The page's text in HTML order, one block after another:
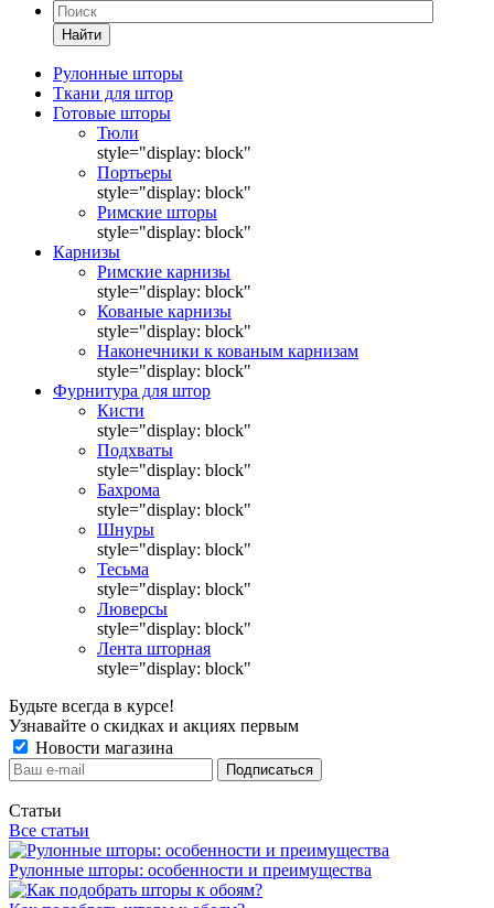
Найти
Рулонные шторы
Ткани для штор
Готовые шторы
Тюли
style="display: block"
Портьеры
style="display: block"
Римские шторы
style="display: block"
Карнизы
Римские карнизы
style="display: block"
Кованые карнизы
style="display: block"
Наконечники к кованым карнизам
style="display: block"
Фурнитура для штор
Кисти
style="display: block"
Подхваты
style="display: block"
Бахрома
style="display: block"
Шнуры
style="display: block"
Тесьма
style="display: block"
Люверсы
style="display: block"
Лента шторная
style="display: block"
Будьте всегда в курсе!
Узнавайте о скидках и акциях первым
Новости магазина
Статьи
Все статьи
Рулонные шторы: особенности и преимущества